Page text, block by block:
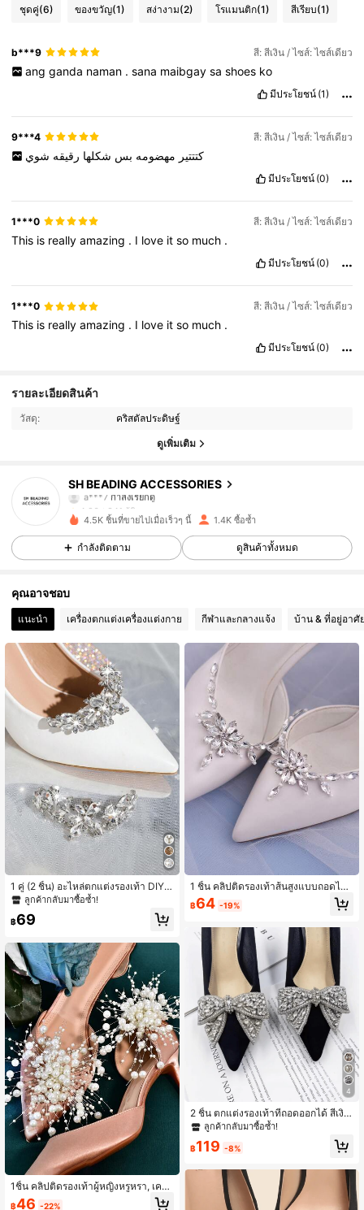
ชุดคู่(6) ของขวัญ(1) สง่างาม(2) โรแมนติก(1) สีเรียบ(1)
b***9 สี: สีเงิน / ไซส์: ไซส์เดียว
ang ganda naman . sana maibgay sa shoes ko
มีประโยชน์ (1)
9***4 สี: สีเงิน / ไซส์: ไซส์เดียว
كتتتير مهضومه بس شكلها رقيقه شوي
มีประโยชน์ (0)
1***0 สี: สีเงิน / ไซส์: ไซส์เดียว
This is reallyamazing . I love itso much .
มีประโยชน์ (0)
1***0 สี: สีเงิน / ไซส์: ไซส์เดียว
This is reallyamazing . I love itso much .
มีประโยชน์ (0)
รายละเอียดสินค้า
วัสดุ: คริสตัลประดิษฐ์
ดูเพิ่มเติม
SH BEADING ACCESSORIES
341 ผู้ติดตาม
a***7กำลังเรียกดู
4.86
341 ผู้ติดตาม
4.86
4.86 341 ผู้ติดตาม
4.86 341 ผู้ติดตาม
4.86 341 ผู้ติดตาม
341 ผู้ติดตาม
4.5K ชิ้นที่ขายไปเมื่อเร็วๆ นี้ 1.4K ซื้อซ้ำ
กำลังติดตาม ดูสินค้าทั้งหมด
คุณอาจชอบ
แนะนำ เครื่องตกแต่งเครื่องแต่งกาย กีฬาและกลางแจ้ง บ้าน & ที่อยู่อาศั
1 คู่ (2 ชิ้น) อะไหล่ตกแต่งรองเท้า DIY,
อย่างหรูหราประดับเพชรพลอยโลหะสีเงิ
นลวดลายดอกไม้ สำหรับส้นสูง, สีดำ, สี
ขาว, สีส้ม, สีแดง เหมาะสำหรับส้นสูง, ร
ายแบบ Casual
ลูกค้ากลับมาซื้อซ้ำ!
฿69
1ชิ้น คลิปติดรองเท้าผู้หญิงหรูหรา, เครื่อ
งประดับรองเท้าไข่มุกเทียมสีเงิน, อุปกร
฿46 -22%
1 ชิ้น คลิปติดรองเท้าส้นสูงแบบถอดได้
ประดับพลอยเทียมและไข่มุก สำหรับเจ้า
สาว, อุปกรณ์เสริมรองเท้าสำหรับงานแ
฿64 -19%
4
2 ชิ้น ตกแต่งรองเท้าที่ถอดออกได้ สีเงิน
ทอง สีแอปริคอต โบว์ ประดับเพชร หัวเ
ข็มขัดรองเท้า อุปกรณ์เสริมรองเท้า สไต
ล์แฟชั่นหรูหรา DIY อุปกรณ์เสริมรองเท้
ขาว รองเท้าลำลอง รองเท้าโลฟเฟอร์ ร
องเท้าแต่งงาน รองเท้าเจ้าสาว อุปกรณ์
เสริมรองเท้า หนึ่งคู่ใส่ได้หลายแบบ
ลูกค้ากลับมาซื้อซ้ำ!
฿119 -8%